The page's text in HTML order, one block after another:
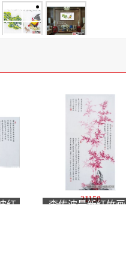
红
李传波最新红竹画
21150